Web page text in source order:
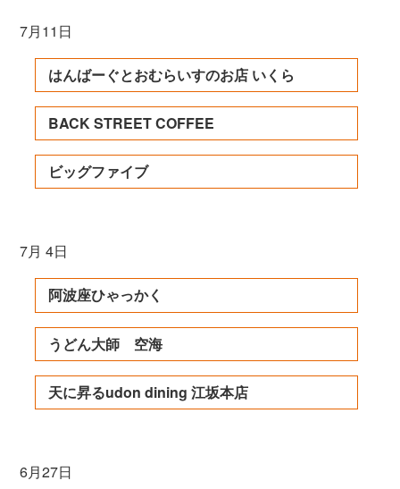
7月11日
はんばーぐとおむらいすのお店 いくら
BACK STREET COFFEE
ビッグファイブ
7月 4日
阿波座ひゃっかく
うどん大師 空海
天に昇るudon dining 江坂本店
6月27日